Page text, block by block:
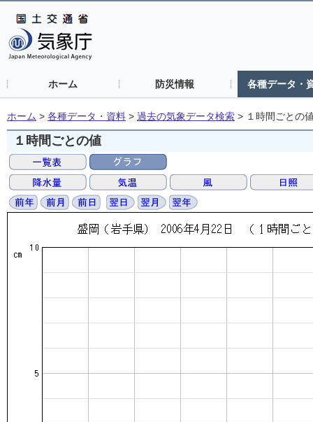
ホーム 防災情報 各種データ・
ホーム > 各種データ・資料 > 過去の気象データ検索 > １時間ごとの
１時間ごとの値